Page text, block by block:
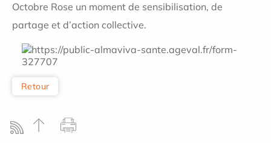
Octobre Rose un moment de sensibilisation, de
partage et d’action collective.
Retour